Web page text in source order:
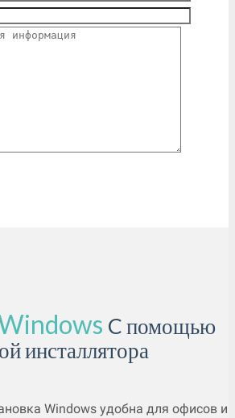
C помощью
инсталлятора
Windows удобна для офисов и